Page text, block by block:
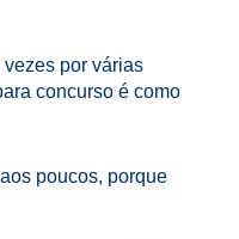
por várias
concurso é como
poucos, porque